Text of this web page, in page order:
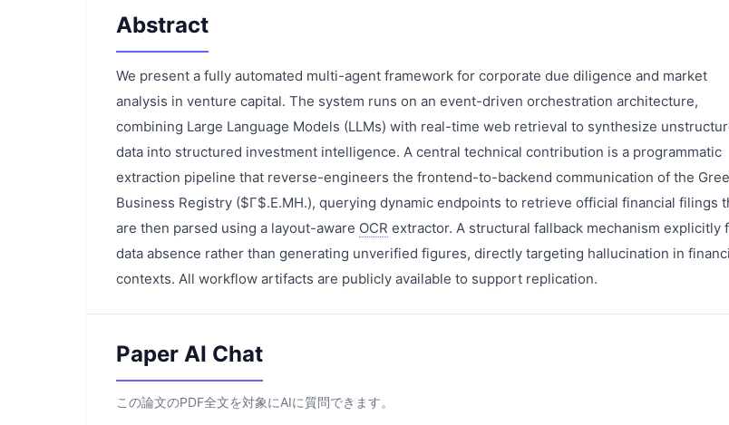
Abstract
We present a fully automated multi-agent framework for corporate due diligence and market
analysis in venture capital. The system runs on an event-driven orchestration architecture,
combining Large Language Models (LLMs) with real-time web retrieval to synthesize
data into structured investment intelligence. A central technical contribution is a programmatic
extraction pipeline that reverse-engineers the frontend-to-backend communication of the
Business Registry ($Γ$.E.MH.), querying dynamic endpoints to retrieve official financial filings
are then parsed using a layout-aware OCR extractor. A structural fallback mechanism explicitly
data absence rather than generating unverified figures, directly targeting hallucination in
contexts. All workflow artifacts are publicly available to support replication.
Paper AI Chat
この論文のPDF全文を対象にAIに質問できます。